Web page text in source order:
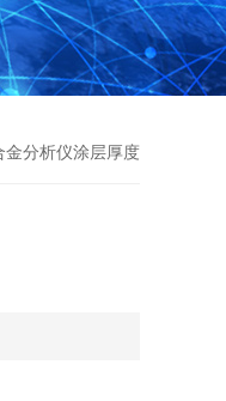
金分析仪涂层厚度